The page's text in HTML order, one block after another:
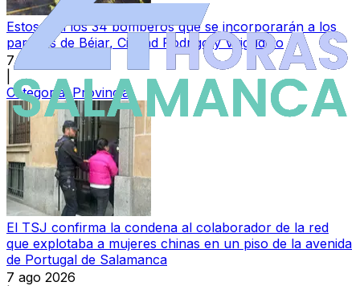
Estos son los 34 bomberos que se incorporarán a los
parques de Béjar, Ciudad Rodrigo y Vitigudino
7 ago 2026
Categoría:Provincia
El TSJ confirma la condena al colaborador de la red
que explotaba a mujeres chinas en un piso de la avenida
de Portugal de Salamanca
7 ago 2026